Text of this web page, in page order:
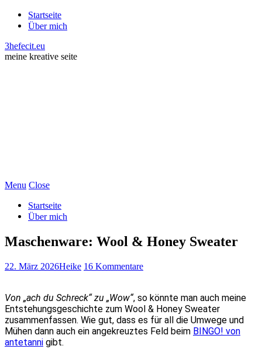
Startseite
Über mich
3hefecit.eu
meine kreative seite
Menu Close
Startseite
Über mich
Maschenware: Wool & Honey Sweater
22. März 2026Heike 16 Kommentare
Von „ach du Schreck“ zu „Wow“, so könnte man auch meine
Entstehungsgeschichte zum Wool & Honey Sweater
zusammenfassen. Wie gut, dass es für all die Umwege und
Mühen dann auch ein angekreuztes Feld beim BINGO! von
antetanni gibt.